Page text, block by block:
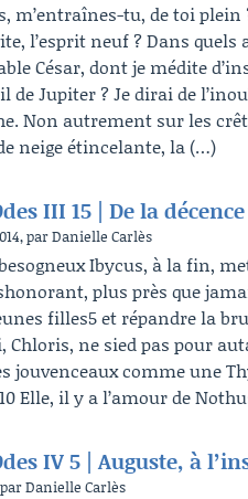
m’entraînes-tu, de toi
l’esprit neuf ? Dans
César, dont je médite
de Jupiter ? Je dirai de
Non autrement sur les
neige étincelante, la (…)
III 15 | De la décence
par Danielle Carlès
Ibycus, à la fin,
plus près que
filles5 et répandre la
Chloris, ne sied pas pour
jouvenceaux comme une
Elle, il y a l’amour de
IV 5 | Auguste, à
Danielle Carlès